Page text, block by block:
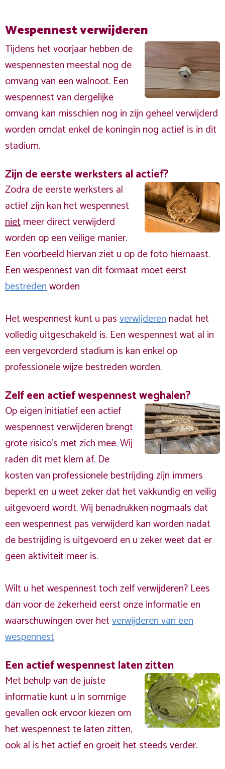
Wespennest verwijderen
Tijdens het voorjaar hebben de
wespennesten meestal nog de
omvang van een walnoot. Een
wespennest van dergelijke
omvang kan misschien nog in zijn geheel verwijderd
worden omdat enkel de koningin nog actief is in dit
stadium.
Zijn de eerste werksters al actief?
Zodra de eerste werksters al
actief zijn kan het wespennest
nietmeer direct verwijderd
worden op een veilige manier.
Een voorbeeld hiervan ziet u op de foto hiernaast.
Een wespennest van dit formaat moet eerst
bestredenworden
Het wespennest kunt u pasverwijderennadat het
volledig uitgeschakeld is. Een wespennest wat al in
een vergevorderd stadium is kan enkel op
professionele wijze bestreden worden.
Zelf een actief wespennest weghalen?
Op eigen initiatief een actief
wespennest verwijderen brengt
grote risico’s met zich mee. Wij
raden dit met klem af. De
kosten van professionele bestrijding zijn immers
beperkt en u weet zeker dat het vakkundig en veilig
uitgevoerd wordt. Wij benadrukken nogmaals dat
een wespennest pas verwijderd kan worden nadat
de bestrijding is uitgevoerd en u zeker weet dat er
geen aktiviteit meer is.
Wilt u het wespennest toch zelf verwijderen? Lees
dan voor de zekerheid eerst onze informatie en
waarschuwingen over hetverwijderen van een
wespennest
Een actief wespennest laten zitten
Met behulp van de juiste
informatie kunt u in sommige
gevallen ook ervoor kiezen om
het wespennest te laten zitten,
ook al is het actief en groeit het steeds verder.